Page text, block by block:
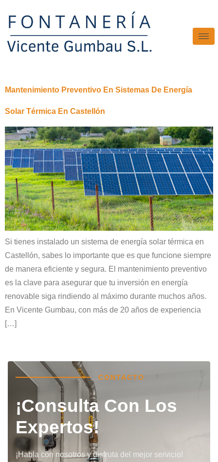
Mantenimiento Preventivo En Sistemas De Energía
Solar Térmica En Castellón
Si tienes instalado un sistema de energía solar térmica en
Castellón, sabes lo importante que es que funcione siempre
de manera eficiente y segura. El mantenimiento preventivo
es la clave para asegurar que tu inversión en energía
renovable siga rindiendo al máximo durante muchos años.
En Vicente Gumbau, con más de 20 años de experiencia
[…]
CONTACTO
¡Consulta Con Los
Expertos!
¡Habla con nosotros y disfruta del mejor servicio!